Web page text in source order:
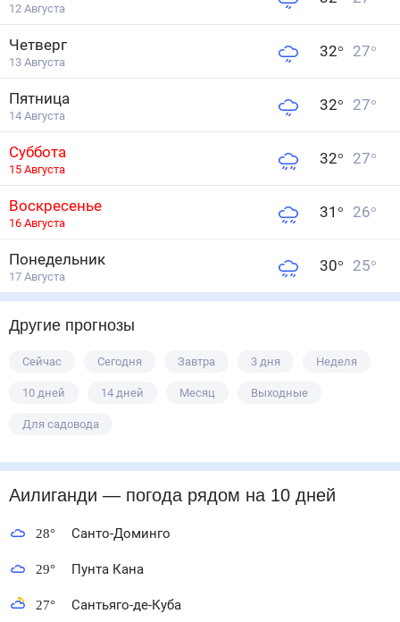
12 Августа
Четверг
13 Августа
32° 27°
Пятница
14 Августа
32° 27°
Суббота
15 Августа
32° 27°
Воскресенье
16 Августа
31 ° 26°
Понедельник
17 Августа
30° 25°
Другие прогнозы
Сейчас Сегодня Завтра 3 дня Неделя
10 дней 14 дней Месяц Выходные
Для садовода
Аилиганди — погода рядом на 10 дней
28° Санто-Доминго
29° Пунта Кана
27° Сантьяго-де-Куба